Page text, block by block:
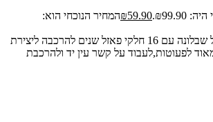
₪59.90
המחיר הנוכחי הוא:
פאזל חיות לילדים מכיל שבלונה עם 16 חלקי פאזל שנים להרכבה ליצירת
לפעוטות,לעבוד על קשר עין יד ולהרכבת